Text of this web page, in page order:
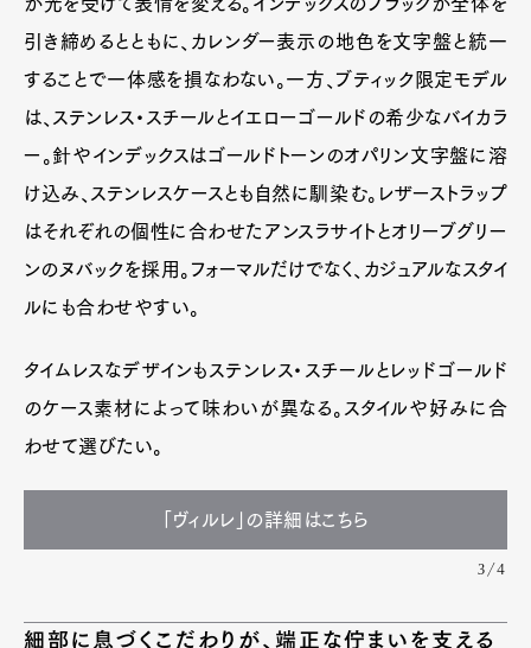
引き締めるとともに、カレンダー表示の地色を文字盤と統一
することで一体感を損なわない。一方、ブティック限定モデル
は、ステンレス・スチールとイエローゴールドの希少なバイカラ
ー。針やインデックスはゴールドトーンのオパリン文字盤に溶
け込み、ステンレスケースとも自然に馴染む。レザーストラップ
はそれぞれの個性に合わせたアンスラサイトとオリーブグリー
ンのヌバックを採用。フォーマルだけでなく、カジュアルなスタイ
ルにも合わせやすい。
タイムレスなデザインもステンレス・スチールとレッドゴールド
のケース素材によって味わいが異なる。スタイルや好みに合
わせて選びたい。
「ヴィルレ」の詳細はこちら
3/4
細部に息づくこだわりが、端正な佇まいを支える